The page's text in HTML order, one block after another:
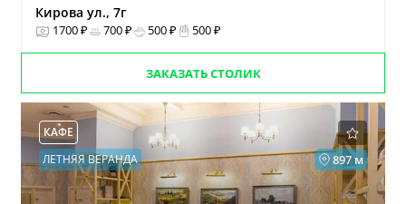
Кирова ул., 7г
1700 ₽ 700 ₽ 500 ₽ 500 ₽
ЗАКАЗАТЬ СТОЛИК
КАФЕ
897 м
ЛЕТНЯЯ ВЕРАНДА